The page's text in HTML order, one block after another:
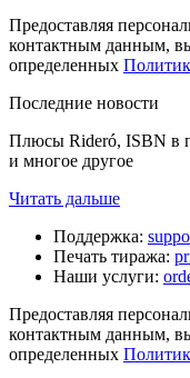
Предоставляя
контактным данным, вы
определенных
Последние новости
Плюсы Rideró, ISBN в
и многое другое
Читать дальше
Поддержка:
Печать тиража:
Наши услуги:
Предоставляя
контактным данным, вы
определенных